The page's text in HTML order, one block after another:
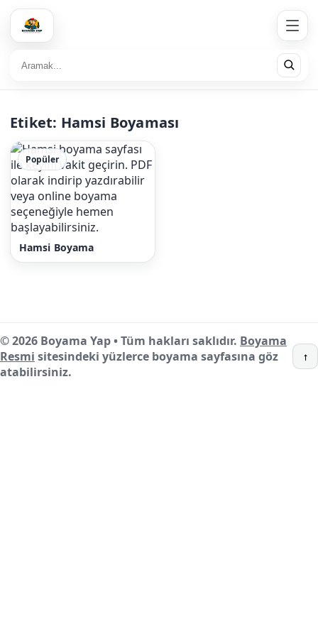
Etiket: Hamsi Boyaması
Popüler
Hamsi Boyama
© 2026 Boyama Yap • Tüm hakları saklıdır. Boyama
Resmi sitesindeki yüzlerce boyama sayfasına göz
atabilirsiniz.
↑